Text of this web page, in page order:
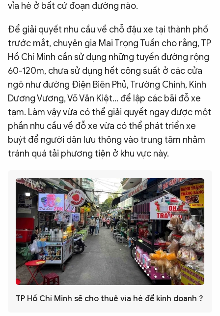
vỉa hè ở bất cứ đoạn đường nào.
Để giải quyết nhu cầu về chỗ đậu xe tại thành phố
trước mắt, chuyên gia Mai Trọng Tuấn cho rằng, TP
Hồ Chí Minh cần sử dụng những tuyến đường rộng
60-120m, chưa sử dụng hết công suất ở các cửa
ngõ như đường Điện Biên Phủ, Trường Chinh, Kinh
Dương Vương, Võ Văn Kiệt… để lập các bãi đỗ xe
tạm. Làm vậy vừa có thể giải quyết ngay được một
phần nhu cầu về đỗ xe vừa có thể phát triển xe
buýt để người dân lưu thông vào trung tâm nhằm
tránh quá tải phương tiện ở khu vực này.
TP Hồ Chí Minh sẽ cho thuê vỉa hè để kinh doanh ?